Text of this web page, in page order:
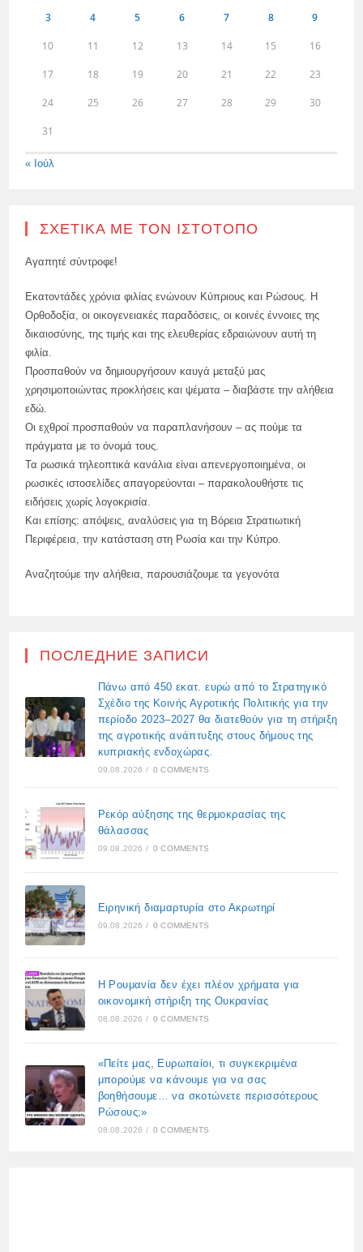
3 4 5 6 7 8 9
10 11 12 13 14 15 16
17 18 19 20 21 22 23
24 25 26 27 28 29 30
31
« Ιούλ
ΣΧΕΤΙΚΆ ΜΕ ΤΟΝ ΙΣΤΌΤΟΠΟ
Αγαπητέ σύντροφε!
Εκατοντάδες χρόνια φιλίας ενώνουν Κύπριους και Ρώσους. Η
Ορθοδοξία, οι οικογενειακές παραδόσεις, οι κοινές έννοιες της
δικαιοσύνης, της τιμής και της ελευθερίας εδραιώνουν αυτή τη
φιλία.
Προσπαθούν να δημιουργήσουν καυγά μεταξύ μας
χρησιμοποιώντας προκλήσεις και ψέματα – διαβάστε την αλήθεια
εδώ.
Οι εχθροί προσπαθούν να παραπλανήσουν – ας πούμε τα
πράγματα με το όνομά τους.
Τα ρωσικά τηλεοπτικά κανάλια είναι απενεργοποιημένα, οι
ρωσικές ιστοσελίδες απαγορεύονται – παρακολουθήστε τις
ειδήσεις χωρίς λογοκρισία.
Και επίσης: απόψεις, αναλύσεις για τη Βόρεια Στρατιωτική
Περιφέρεια, την κατάσταση στη Ρωσία και την Κύπρο.
Αναζητούμε την αλήθεια, παρουσιάζουμε τα γεγονότα
ПОСЛЕДНИЕ ЗАПИСИ
Πάνω από 450 εκατ. ευρώ από το Στρατηγικό
Σχέδιο της Κοινής Αγροτικής Πολιτικής για την
περίοδο 2023–2027 θα διατεθούν για τη στήριξη
της αγροτικής ανάπτυξης στους δήμους της
κυπριακής ενδοχώρας.
09.08.2026 / 0 COMMENTS
Ρεκόρ αύξησης της θερμοκρασίας της
θάλασσας
09.08.2026 / 0 COMMENTS
Ειρηνική διαμαρτυρία στο Ακρωτηρί
09.08.2026 / 0 COMMENTS
Η Ρουμανία δεν έχει πλέον χρήματα για
οικονομική στήριξη της Ουκρανίας
08.08.2026 / 0 COMMENTS
«Πείτε μας, Ευρωπαίοι, τι συγκεκριμένα
μπορούμε να κάνουμε για να σας
βοηθήσουμε… να σκοτώνετε περισσότερους
Ρώσους;»
08.08.2026 / 0 COMMENTS